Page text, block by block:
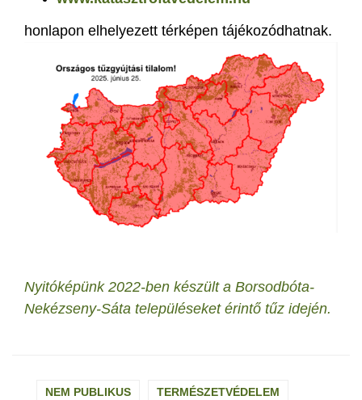
honlapon elhelyezett térképen tájékozódhatnak.
Nyitóképünk 2022-ben készült a Borsodbóta-
Nekézseny-Sáta településeket érintő tűz idején.
NEM PUBLIKUS TERMÉSZETVÉDELEM